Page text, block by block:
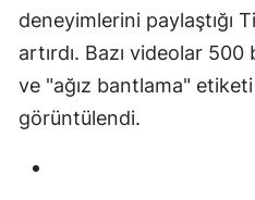
deneyimlerini paylaştığı
artırdı. Bazı videolar
ve "ağız bantlama"
görüntülendi.